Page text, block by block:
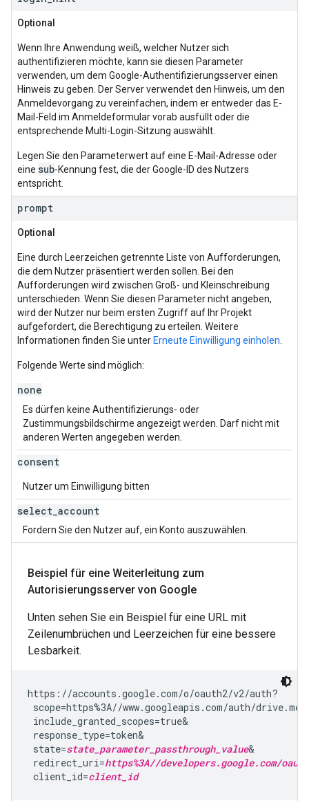
Optional
Wenn Ihre Anwendung weiß, welcher Nutzer sich
authentifizieren möchte, kann sie diesen Parameter
verwenden, um dem Google-Authentifizierungsserver einen
Hinweis zu geben. Der Server verwendet den Hinweis, um den
Anmeldevorgang zu vereinfachen, indem er entweder das E-
Mail-Feld im Anmeldeformular vorab ausfüllt oder die
entsprechende Multi-Login-Sitzung auswählt.
Legen Sie den Parameterwert auf eine E-Mail-Adresse oder
eine sub-Kennung fest, die der Google-ID des Nutzers
entspricht.
prompt
Optional
Eine durch Leerzeichen getrennte Liste von Aufforderungen,
die dem Nutzer präsentiert werden sollen. Bei den
Aufforderungen wird zwischen Groß- und Kleinschreibung
unterschieden. Wenn Sie diesen Parameter nicht angeben,
wird der Nutzer nur beim ersten Zugriff auf Ihr Projekt
aufgefordert, die Berechtigung zu erteilen. Weitere
Informationen finden Sie unter Erneute Einwilligung einholen
Folgende Werte sind möglich:
none
Es dürfen keine Authentifizierungs- oder
Zustimmungsbildschirme angezeigt werden. Darf nicht mit
anderen Werten angegeben werden.
consent
Nutzer um Einwilligung bitten
select account
Fordern Sie den Nutzer auf, ein Konto auszuwählen.
Beispiel für eine Weiterleitung zum
Autorisierungsserver von Google
Unten sehen Sie ein Beispiel für eine URL mit
Zeilenumbrüchen und Leerzeichen für eine bessere
Lesbarkeit.
https://accounts.google.com/o/oauth2/v2/auth?
scope=https%3A//www.googleapis.com/auth/
include_granted_scopes=true&
response_type=token&
state=state_parameter_passthrough_value&
redirect_uri=https%3A//developers.google.com/
client_id=client_id